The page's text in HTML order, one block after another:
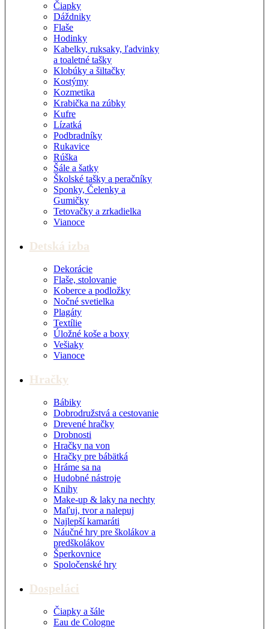
Čiapky
Dáždniky
Flaše
Hodinky
Kabelky, ruksaky, ľadvinky
a toaletné tašky
Klobúky a šiltačky
Kostýmy
Kozmetika
Krabička na zúbky
Kufre
Lízatká
Podbradníky
Rukavice
Rúška
Šále a šatky
Školské tašky a peračníky
Sponky, Čelenky a
Gumičky
Tetovačky a zrkadielka
Vianoce
Detská izba
Dekorácie
Flaše, stolovanie
Koberce a podložky
Nočné svetielka
Plagáty
Textílie
Úložné koše a boxy
Vešiaky
Vianoce
Hračky
Bábiky
Dobrodružstvá a cestovanie
Drevené hračky
Drobnosti
Hračky na von
Hračky pre bábätká
Hráme sa na
Hudobné nástroje
Knihy
Make-up & laky na nechty
Maľuj, tvor a nalepuj
Najlepší kamaráti
Náučné hry pre školákov a
predškolákov
Šperkovnice
Spoločenské hry
Dospeláci
Čiapky a šále
Eau de Cologne